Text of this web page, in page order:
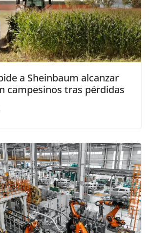
a Sheinbaum alcanzar
campesinos tras pérdidas